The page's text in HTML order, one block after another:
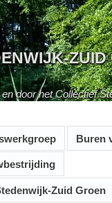
ZUID
door het Collectief
Buren
Zuid Groen